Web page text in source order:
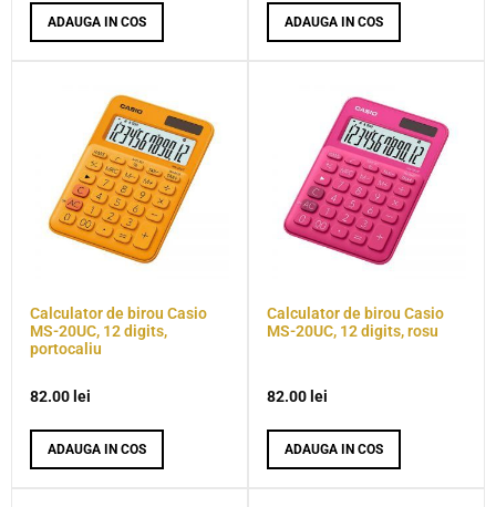
ADAUGA IN COS ADAUGA IN COS
Calculator de birou Casio
MS-20UC, 12 digits,
portocaliu
82.00 lei
ADAUGA IN COS
Calculator de birou Casio
MS-20UC, 12 digits, rosu
82.00 lei
ADAUGA IN COS